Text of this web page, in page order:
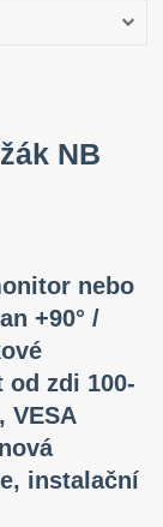
NB
nebo
+90° /
od zdi 100-
VESA
instalační